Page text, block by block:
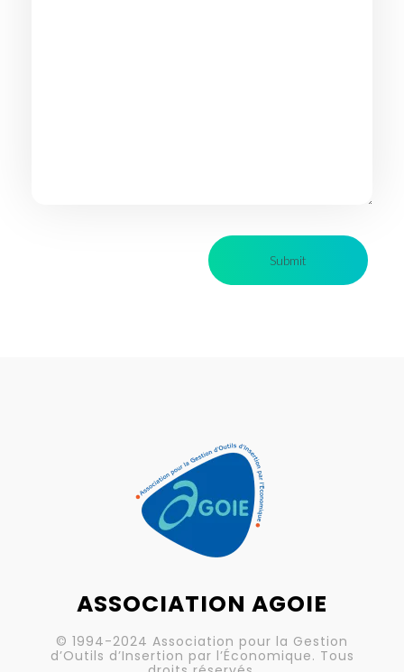
ASSOCIATION AGOIE
© 1994-2024 Association pour la Gestion
d’Outils d’Insertion par l’Économique. Tous